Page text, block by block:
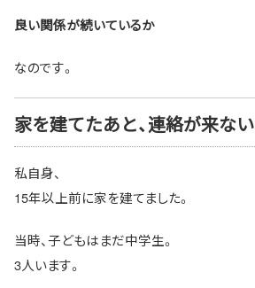
良い関係が続いているか
なのです。
家を建てたあと、連絡が来ない
私自身、
15年以上前に家を建てました。
当時、子どもはまだ中学生。
3人います。